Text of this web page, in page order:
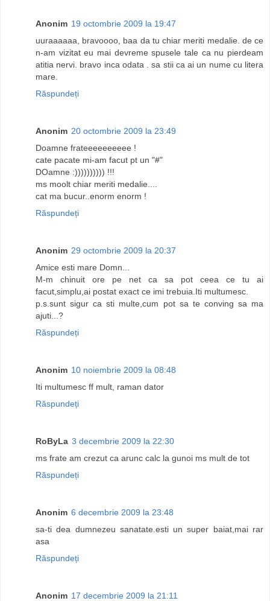
Anonim 19 octombrie 2009 la 19:47
uuraaaaaa, bravoooo, baa da tu chiar meriti medalie. de ce
n-am vizitat eu mai devreme spusele tale ca nu pierdeam
atitia nervi. bravo inca odata . sa stii ca ai un nume cu litera
mare.
Răspundeți
Anonim 20 octombrie 2009 la 23:49
Doamne frateeeeeeeeee !
cate pacate mi-am facut pt un "#"
DOamne :)))))))))) !!!
ms moolt chiar meriti medalie....
cat ma bucur..enorm enorm !
Răspundeți
Anonim 29 octombrie 2009 la 20:37
Amice esti mare Domn...
M-m chinuit ore pe net ca sa pot ceea ce tu ai
facut,simplu,ai postat exact ce imi trebuia.Iti multumesc.
p.s.sunt sigur ca sti multe,cum pot sa te conving sa ma
ajuti...?
Răspundeți
Anonim 10 noiembrie 2009 la 08:48
Iti multumesc ff mult, raman dator
Răspundeți
RoByLa 3 decembrie 2009 la 22:30
ms frate am crezut ca arunc calc la gunoi ms mult de tot
Răspundeți
Anonim 6 decembrie 2009 la 23:48
sa-ti dea dumnezeu sanatate.esti un super baiat,mai rar
asa
Răspundeți
Anonim 17 decembrie 2009 la 21:11